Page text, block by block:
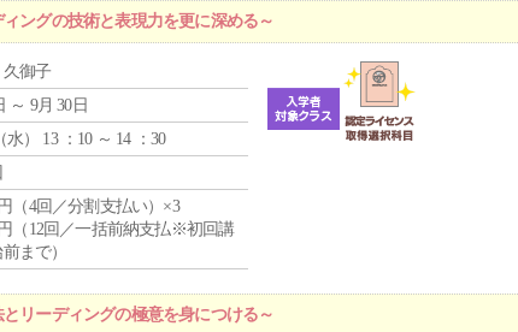
ングの技術と表現力を更に深める～
御子
～ 9月 30日
水） 13 ：10 ～ 14 ：30
（4回／分割支払い）×3
（12回／一括前納支払※初回講
まで）
リーディングの極意を身につける～